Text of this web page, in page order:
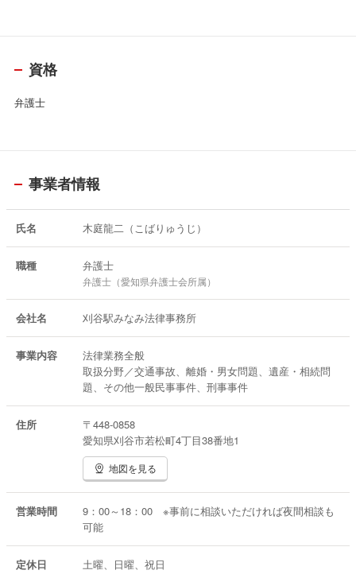
資格
弁護士
事業者情報
氏名 木庭龍二（こばりゅうじ）
職種 弁護士
弁護士（愛知県弁護士会所属）
会社名 刈谷駅みなみ法律事務所
事業内容
法律業務全般
取扱分野／交通事故、離婚・男女問題、遺産・相続問
題、その他一般民事事件、刑事事件
住所
〒448-0858
愛知県刈谷市若松町4丁目38番地1
地図を見る
営業時間
9：00～18：00 ※事前に相談いただければ夜間相談も
可能
定休日 土曜、日曜、祝日